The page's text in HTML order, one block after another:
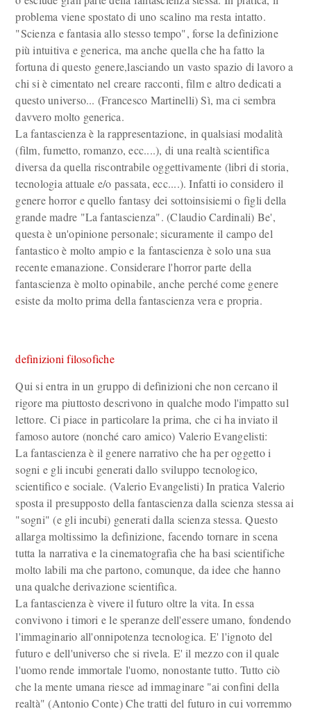
problema viene spostato di uno scalino ma resta intatto.
"Scienza e fantasia allo stesso tempo", forse la definizione
più intuitiva e generica, ma anche quella che ha fatto la
fortuna di questo genere,lasciando un vasto spazio di lavoro a
chi si è cimentato nel creare racconti, film e altro dedicati a
questo universo... (Francesco Martinelli) Sì, ma ci sembra
davvero molto generica.
La fantascienza è la rappresentazione, in qualsiasi modalità
(film, fumetto, romanzo, ecc....), di una realtà scientifica
diversa da quella riscontrabile oggettivamente (libri di storia,
tecnologia attuale e/o passata, ecc....). Infatti io considero il
genere horror e quello fantasy dei sottoinsisiemi o figli della
grande madre "La fantascienza". (Claudio Cardinali) Be',
questa è un'opinione personale; sicuramente il campo del
fantastico è molto ampio e la fantascienza è solo una sua
recente emanazione. Considerare l'horror parte della
fantascienza è molto opinabile, anche perché come genere
esiste da molto prima della fantascienza vera e propria.
definizioni filosofiche
Qui si entra in un gruppo di definizioni che non cercano il
rigore ma piuttosto descrivono in qualche modo l'impatto sul
lettore. Ci piace in particolare la prima, che ci ha inviato il
famoso autore (nonché caro amico) Valerio Evangelisti:
La fantascienza è il genere narrativo che ha per oggetto i
sogni e gli incubi generati dallo sviluppo tecnologico,
scientifico e sociale. (Valerio Evangelisti) In pratica Valerio
sposta il presupposto della fantascienza dalla scienza stessa ai
"sogni" (e gli incubi) generati dalla scienza stessa. Questo
allarga moltissimo la definizione, facendo tornare in scena
tutta la narrativa e la cinematografia che ha basi scientifiche
molto labili ma che partono, comunque, da idee che hanno
una qualche derivazione scientifica.
La fantascienza è vivere il futuro oltre la vita. In essa
convivono i timori e le speranze dell'essere umano, fondendo
l'immaginario all'onnipotenza tecnologica. E' l'ignoto del
futuro e dell'universo che si rivela. E' il mezzo con il quale
l'uomo rende immortale l'uomo, nonostante tutto. Tutto ciò
che la mente umana riesce ad immaginare "ai confini della
realtà" (Antonio Conte) Che tratti del futuro in cui vorremmo